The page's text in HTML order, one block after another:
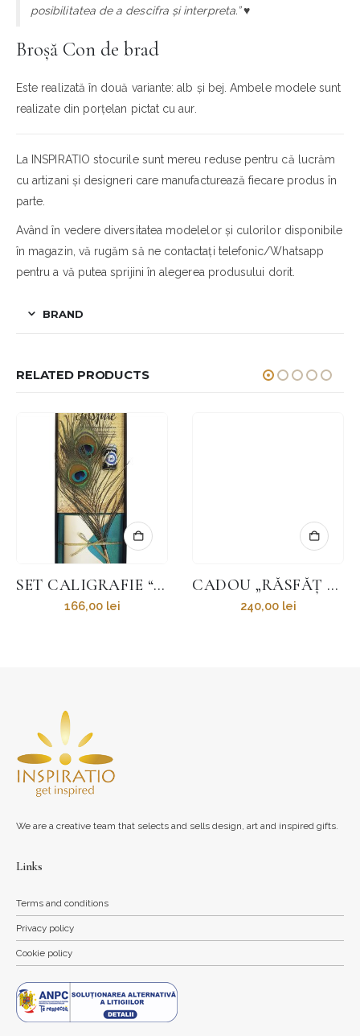
posibilitatea de a descifra și interpreta.”♥
Broșă Con de brad
Este realizată în două variante: alb și bej. Ambele modele sunt
realizate din porțelan pictat cu aur.
La INSPIRATIO stocurile sunt mereu reduse pentru că lucrăm
cu artizani și designeri care manufacturează fiecare produs în
parte.
Având în vedere diversitatea modelelor și culorilor disponibile
în magazin, vă rugăm să ne contactați telefonic/Whatsapp
pentru a vă putea sprijini în alegerea produsului dorit.
BRAND
RELATED PRODUCTS
SET CALIGRAFIE “INSPIRE” CU PANĂ DE PĂUN
166,00 lei
CADOU „RĂSFĂȚ DE WEEKEND”
240,00 lei
We are a creative team that selects and sells design, art and inspired gifts.
Links
Terms and conditions
Privacy policy
Cookie policy